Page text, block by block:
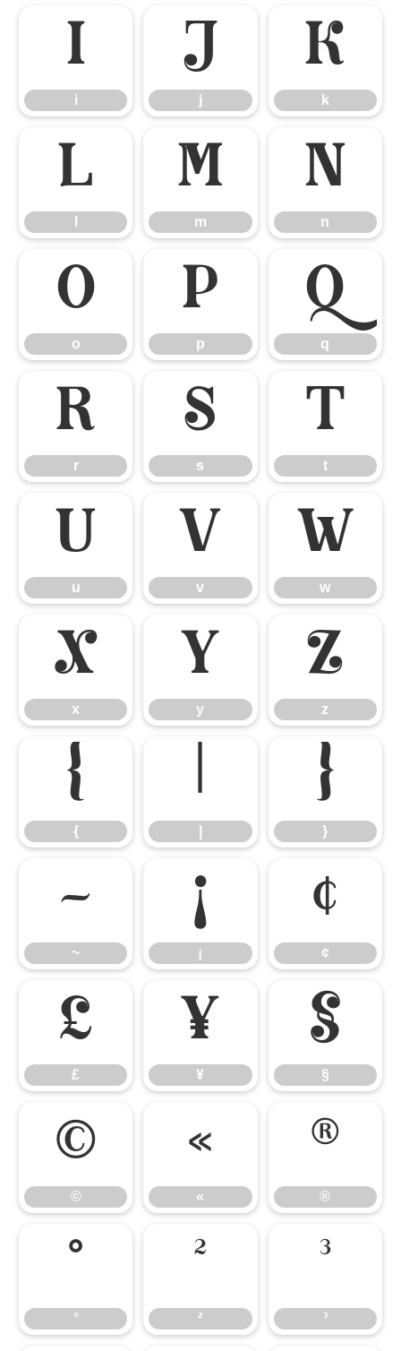
i
i
j
j
k
k
l m
m
n
n
o
o
p
p
q
q
r
r
s
s
t
t
u
u
v
v
w
w
x
x
y
y
z
z
{
{
| }
}
~
~
¡
¡
¢
¢
£
£
¥
¥
§
§
©
©
«
«
®
®
°
°
²
²
³
³